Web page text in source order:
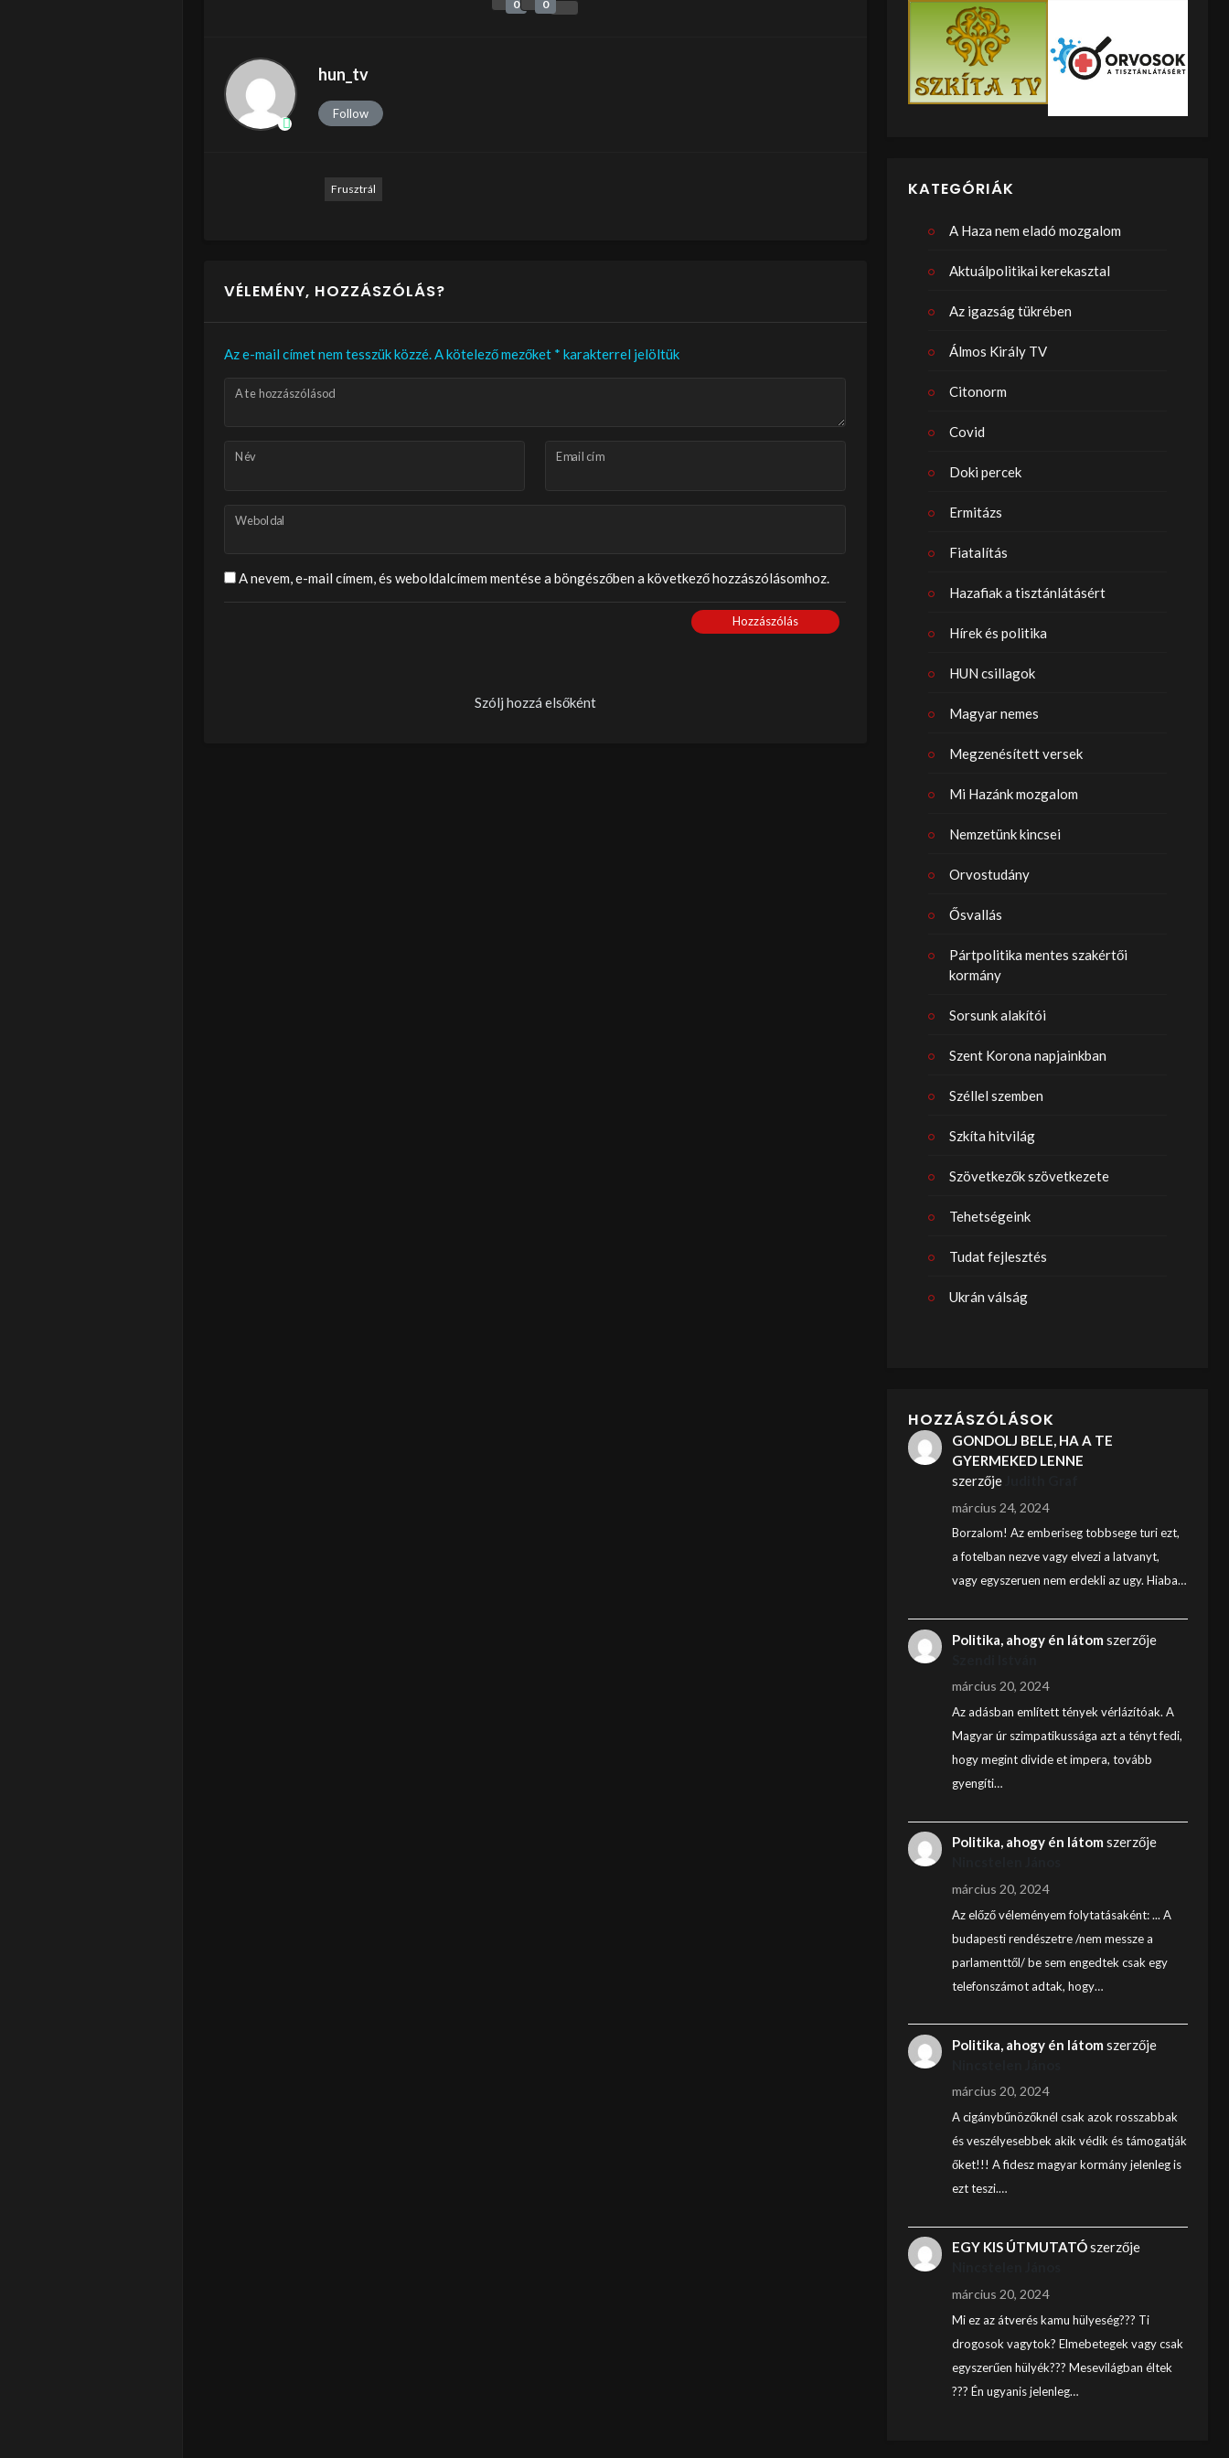
0 0
hun_tv
Follow
Frusztrál
VÉLEMÉNY, HOZZÁSZÓLÁS?
Az e-mail címet nem tesszük közzé. A kötelező mezőket * karakterrel jelöltük
A te hozzászólásod
Név Email cím
Weboldal
A nevem, e-mail címem, és weboldalcímem mentése a böngészőben a következő hozzászólásomhoz.
Hozzászólás
Szólj hozzá elsőként
KATEGÓRIÁK
A Haza nem eladó mozgalom
Aktuálpolitikai kerekasztal
Az igazság tükrében
Álmos Király TV
Citonorm
Covid
Doki percek
Ermitázs
Fiatalítás
Hazafiak a tisztánlátásért
Hírek és politika
HUN csillagok
Magyar nemes
Megzenésített versek
Mi Hazánk mozgalom
Nemzetünk kincsei
Orvostudány
Ősvallás
Pártpolitika mentes szakértői
kormány
Sorsunk alakítói
Szent Korona napjainkban
Széllel szemben
Szkíta hitvilág
Szövetkezők szövetkezete
Tehetségeink
Tudat fejlesztés
Ukrán válság
HOZZÁSZÓLÁSOK
GONDOLJ BELE, HA A TE
GYERMEKED LENNE
szerzője
március 24, 2024
Borzalom! Az emberiseg tobbsege turi ezt,
a fotelban nezve vagy elvezi a latvanyt,
vagy egyszeruen nem erdekli az ugy. Hiaba…
Politika, ahogy én látom szerzője
március 20, 2024
Az adásban említett tények vérlázítóak. A
Magyar úr szimpatikussága azt a tényt fedi,
hogy megint divide et impera, tovább
gyengíti…
Politika, ahogy én látom szerzője
március 20, 2024
Az előző véleményem folytatásaként: ... A
budapesti rendészetre /nem messze a
parlamenttől/ be sem engedtek csak egy
telefonszámot adtak, hogy…
Politika, ahogy én látom szerzője
március 20, 2024
A cigánybűnözőknél csak azok rosszabbak
és veszélyesebbek akik védik és támogatják
őket!!! A fidesz magyar kormány jelenleg is
ezt teszi.…
EGY KIS ÚTMUTATÓszerzője
március 20, 2024
Mi ez az átverés kamu hülyeség??? Ti
drogosok vagytok? Elmebetegek vagy csak
egyszerűen hülyék??? Mesevilágban éltek
??? Én ugyanis jelenleg…